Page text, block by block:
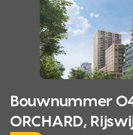
Bouwnummer
ORCHARD,